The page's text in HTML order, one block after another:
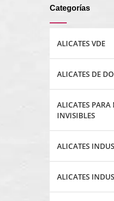
Categorías
ALICATES VDE
ALICATES DE
ALICATES PARA
INVISIBLES
ALICATES
ALICATES